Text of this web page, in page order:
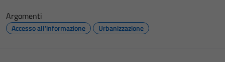
Argomenti
Accesso all'informazione Urbanizzazione